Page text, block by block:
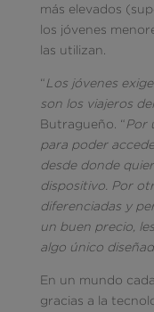
más elevados
los jóvenes
las utilizan.
“ Los jóvenes
son los viajeros
Butragueño. “ Por
para poder
desde donde
dispositivo. Por
diferenciadas y
un buen precio,
algo único
En un mundo
gracias a la